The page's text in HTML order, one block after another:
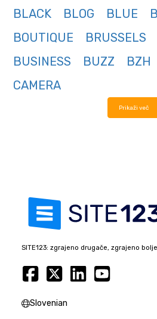
BLACK
BLOG BLUE
BOUTIQUE
BRUSSELS
BUSINESS
BUZZ BZH
CAMERA
Prikaži več
SITE123: zgrajeno drugače, zgrajeno
Slovenian